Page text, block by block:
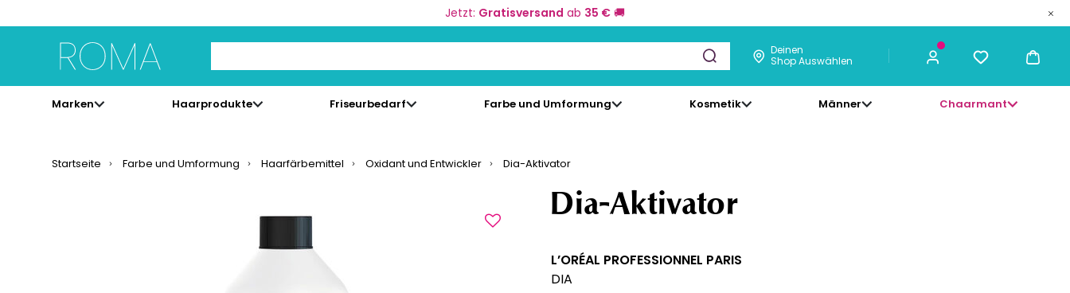
Jetzt: Gratisversand ab 35 € 🚚
Deinen
Shop Auswählen
Marken Haarprodukte Friseurbedarf Farbe und Umformung Kosmetik Männer Chaarmant
21,95 €ICH KAUFE
Startseite Farbe und Umformung Haarfärbemittel Oxidant und Entwickler Dia-Aktivator
Dia-Aktivator
L’ORÉAL PROFESSIONNEL PARIS
DIA